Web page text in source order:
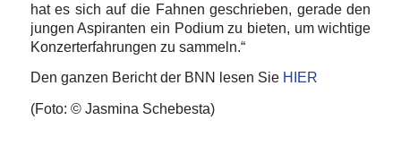
hat es sich auf die Fahnen geschrieben, gerade den
jungen Aspiranten ein Podium zu bieten, um wichtige
Konzerterfahrungen zu sammeln.“
Den ganzen Bericht der BNN lesen Sie HIER
(Foto: © Jasmina Schebesta)